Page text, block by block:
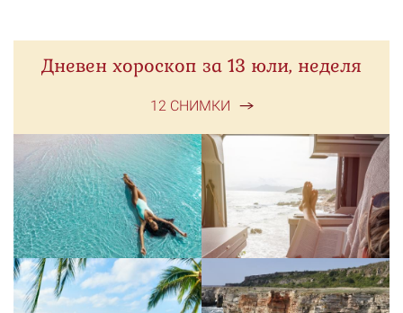
Дневен хороскоп за 13 юли, неделя
12 СНИМКИ